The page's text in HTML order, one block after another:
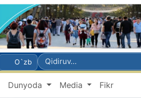
O`zb
Dunyoda Media Fikr